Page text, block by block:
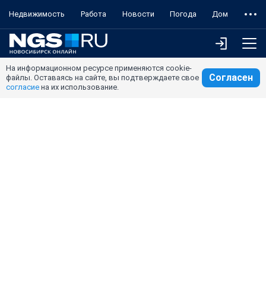
Недвижимость Работа Новости Погода Дом
На информационном ресурсе применяются cookie-
файлы. Оставаясь на сайте, вы подтверждаете свое
согласие на их использование.
Согласен